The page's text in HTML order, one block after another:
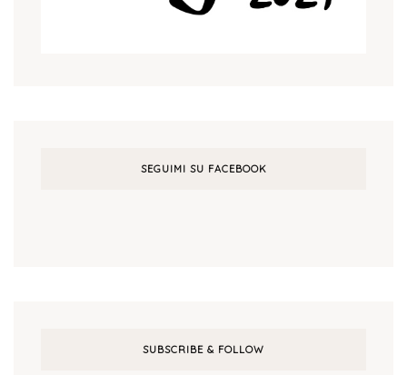
SEGUIMI SU FACEBOOK
SUBSCRIBE & FOLLOW